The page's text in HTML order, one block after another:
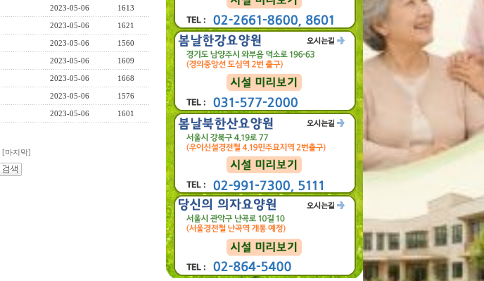
2023-05-06
1613
2023-05-06
1621
2023-05-06
1560
2023-05-06
1609
2023-05-06
1668
2023-05-06
1576
2023-05-06 1601
[마지막]